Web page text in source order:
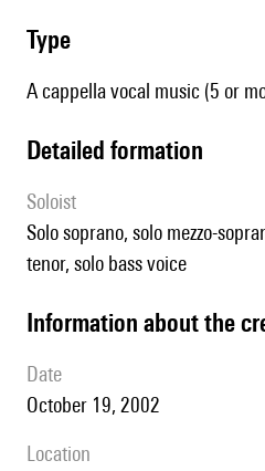
type
A cappella vocal music (5 or
detailed formation
Soloist
solo soprano, solo mezzo-soprano, solo contralto, solo
tenor, solo bass voice
information about the
date
October 19, 2002
location